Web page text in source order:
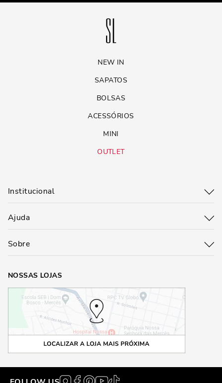
NEW IN
SAPATOS
BOLSAS
ACESSÓRIOS
MINI
OUTLET
Institucional
Ajuda
Sobre
NOSSAS LOJAS